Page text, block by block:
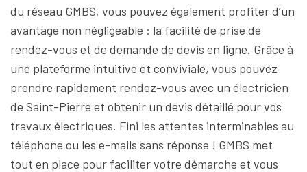
du réseau GMBS, vous pouvez également profiter d’un
avantage non négligeable : la facilité de prise de
rendez-vous et de demande de devis en ligne. Grâce à
une plateforme intuitive et conviviale, vous pouvez
prendre rapidement rendez-vous avec un électricien
de Saint-Pierre et obtenir un devis détaillé pour vos
travaux électriques. Fini les attentes interminables au
téléphone ou les e-mails sans réponse ! GMBS met
tout en place pour faciliter votre démarche et vous